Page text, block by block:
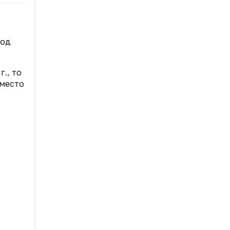
то